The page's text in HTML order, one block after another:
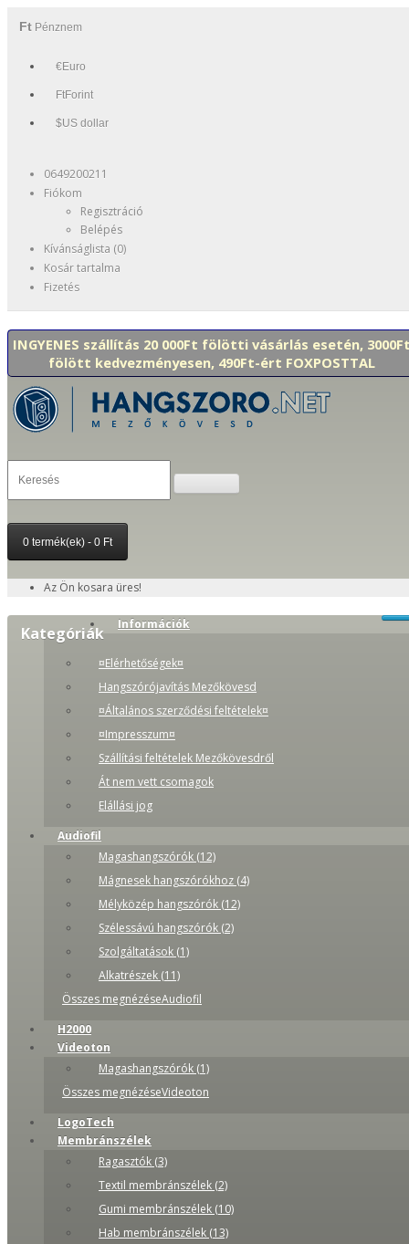
Ft Pénznem
€Euro
FtForint
$US dollar
0649200211
Fiókom
Regisztráció
Belépés
Kívánságlista (0)
Kosár tartalma
Fizetés
INGYENES szállítás 20 000Ft fölötti vásárlás esetén,
fölött kedvezményesen, 490Ft-ért FOXPOSTTAL
0 termék(ek) - 0 Ft
Az Ön kosara üres!
Kategóriák Információk
¤Elérhetőségek¤
Hangszórójavítás Mezőkövesd
¤Általános szerződési feltételek¤
¤Impresszum¤
Szállítási feltételek Mezőkövesdről
Át nem vett csomagok
Elállási jog
Audiofil
Magashangszórók (12)
Mágnesek hangszórókhoz (4)
Mélyközép hangszórók (12)
Szélessávú hangszórók (2)
Szolgáltatások (1)
Alkatrészek (11)
Összes megnézéseAudiofil
H2000
Videoton
Magashangszórók (1)
Összes megnézéseVideoton
LogoTech
Membránszélek
Ragasztók (3)
Textil membránszélek (2)
Gumi membránszélek (10)
Hab membránszélek (13)